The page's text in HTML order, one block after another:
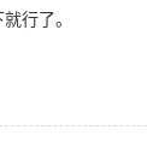
行了。